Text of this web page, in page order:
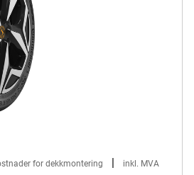
for dekkmontering inkl. MVA